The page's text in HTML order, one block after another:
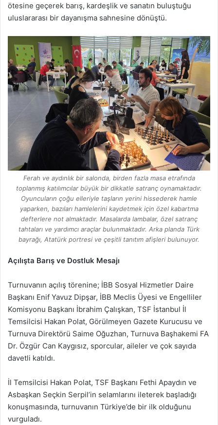
ötesine geçerek barış, kardeşlik ve sanatın buluştuğu
uluslararası bir dayanışma sahnesine dönüştü.
Ferah ve aydınlık bir salonda, birden fazla masa etrafında
toplanmış katılımcılar büyük bir dikkatle satranç oynamaktadır.
Oyuncuların çoğu elleriyle taşların yerini hissederek hamle
yaparken, bazıları hamlelerini kaydetmek için özel kabartma
defterlere not almaktadır. Masalarda lambalar, özel satranç
tahtaları ve yardımcı araçlar bulunmaktadır. Arka planda Türk
bayrağı, Atatürk portresi ve çeşitli tanıtım afişleri bulunuyor.
Açılışta Barış ve Dostluk Mesajı
Turnuvanın açılış törenine; İBB Sosyal Hizmetler Daire
Başkanı Enif Yavuz Dipşar, İBB Meclis Üyesi ve Engelliler
Komisyonu Başkanı İbrahim Çalışkan, TSF İstanbul İl
Temsilcisi Hakan Polat, Görülmeyen Gazete Kurucusu ve
Turnuva Direktörü Saime Oğuzhan, Turnuva Başhakemi FA
Dr. Özgür Can Kaygısız, sporcular, aileler ve çok sayıda
davetli katıldı.
İl Temsilcisi Hakan Polat, TSF Başkanı Fethi Apaydın ve
Asbaşkan Seçkin Serpil’in selamlarını ileterek başladığı
konuşmasında, turnuvanın Türkiye’de bir ilk olduğunu
vurguladı.